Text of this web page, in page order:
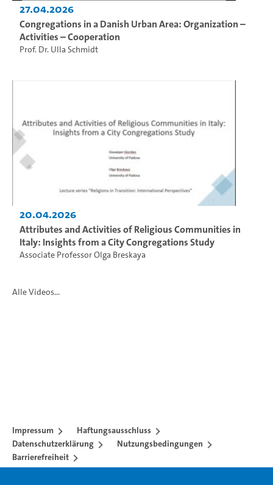
27.04.2026
Congregations in a Danish Urban Area: Organization –
Activities – Cooperation
Prof. Dr. Ulla Schmidt
20.04.2026
Attributes and Activities of Religious Communities in
Italy: Insights from a City Congregations Study
Associate Professor Olga Breskaya
Alle Videos...
Impressum
Haftungsausschluss
Datenschutzerklärung
Nutzungsbedingungen
Barrierefreiheit